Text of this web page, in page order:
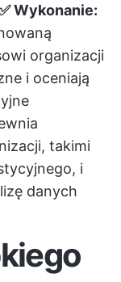
Wykonanie:
organizacji
i oceniają
takimi
i
danych